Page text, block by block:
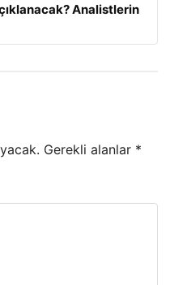
Analistlerin
Gerekli alanlar *